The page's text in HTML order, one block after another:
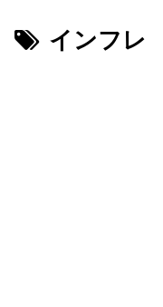
インフレ